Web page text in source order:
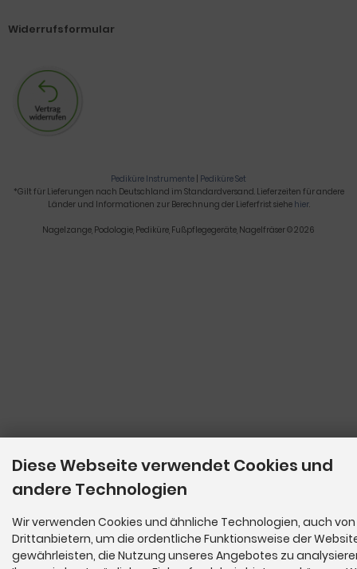
Widerrufsformular
Pediküre Instrumente | Pediküre Set
*Gilt für Lieferungen nach Deutschland im Standardversand. Lieferzeiten für andere
Länder und Informationen zur Berechnung der Lieferfrist siehe hier.
Nagelzange, Podologie, Pediküre, Fußpflegegeräte, Nagelfräser © 2026
Diese Webseite verwendet Cookies und
andere Technologien
Wir verwenden Cookies und ähnliche Technologien, auch von
Drittanbietern, um die ordentliche Funktionsweise der
gewährleisten, die Nutzung unseres Angebotes zu